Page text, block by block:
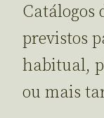
Catálogos
previstos
habitual,
ou mais